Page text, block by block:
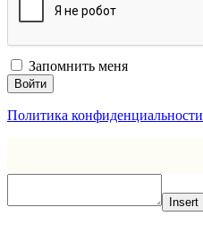
Запомнить меня
Войти
Политика конфиденциальности
Insert